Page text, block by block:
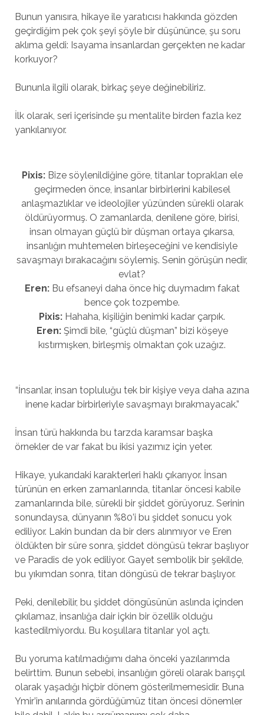
Bunun yanısıra, hikaye ile yaratıcısı hakkında gözden
geçirdiğim pek çok şeyi şöyle bir düşününce, şu soru
aklıma geldi: Isayama insanlardan gerçekten ne kadar
korkuyor?
Bununla ilgili olarak, birkaç şeye değinebiliriz.
İlk olarak, seri içerisinde şu mentalite birden fazla kez
yankılanıyor.
Pixis:Bize söylenildiğine göre, titanlar toprakları ele
geçirmeden önce, insanlar birbirlerini kabilesel
anlaşmazlıklar ve ideolojiler yüzünden sürekli olarak
öldürüyormuş. O zamanlarda, denilene göre, birisi,
insan olmayan güçlü bir düşman ortaya çıkarsa,
insanlığın muhtemelen birleşeceğini ve kendisiyle
savaşmayı bırakacağını söylemiş. Senin görüşün nedir,
evlat?
Eren:Bu efsaneyi daha önce hiç duymadım fakat
bence çok tozpembe.
Pixis: Hahaha, kişiliğin benimki kadar çarpık.
Eren:Şimdi bile, “güçlü düşman” bizi köşeye
kıstırmışken, birleşmiş olmaktan çok uzağız.
“İnsanlar, insan topluluğu tek bir kişiye veya daha azına
inene kadar birbirleriyle savaşmayı bırakmayacak.”
İnsan türü hakkında bu tarzda karamsar başka
örnekler de var fakat bu ikisi yazımız için yeter.
Hikaye, yukarıdaki karakterleri haklı çıkarıyor. İnsan
türünün en erken zamanlarında, titanlar öncesi kabile
zamanlarında bile, sürekli bir şiddet görüyoruz. Serinin
sonundaysa, dünyanın %80’i bu şiddet sonucu yok
ediliyor. Lakin bundan da bir ders alınmıyor ve Eren
öldükten bir süre sonra, şiddet döngüsü tekrar başlıyor
ve Paradis de yok ediliyor. Gayet sembolik bir şekilde,
bu yıkımdan sonra, titan döngüsü de tekrar başlıyor.
Peki, denilebilir, bu şiddet döngüsünün aslında içinden
çıkılamaz, insanlığa dair içkin bir özellik olduğu
kastedilmiyordu. Bu koşullara titanlar yol açtı.
Bu yoruma katılmadığımı daha önceki yazılarımda
belirttim. Bunun sebebi, insanlığın göreli olarak barışçıl
olarak yaşadığı hiçbir dönem gösterilmemesidir. Buna
Ymir’in anılarında gördüğümüz titan öncesi dönemler